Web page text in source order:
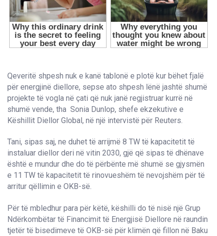
Qeveritë shpesh nuk e kanë tablonë e plotë kur bëhet fjalë
për energjinë diellore, sepse ato shpesh lënë jashtë shumë
projekte të vogla në çati që nuk janë regjistruar kurrë në
shumë vende, tha Sonia Dunlop, shefe ekzekutive e
Këshillit Diellor Global, në një intervistë për Reuters.
Tani, sipas saj, ne duhet të arrijmë 8 TW të kapacitetit të
instaluar diellor deri në vitin 2030, gjë që sipas të dhënave
është e mundur dhe do të përbënte më shumë se gjysmën
e 11 TW të kapacitetit të rinovueshëm të nevojshëm për të
arritur qëllimin e OKB-së.
Për të mbledhur para për këtë, këshilli do të nisë një Grup
Ndërkombëtar të Financimit të Energjisë Diellore në raundin
tjetër të bisedimeve të OKB-së për klimën që fillon në Baku